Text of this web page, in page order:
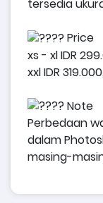
tersedia
Price
xs - xl IDR
xxl IDR
Note
Perbedaan
dalam
masing-